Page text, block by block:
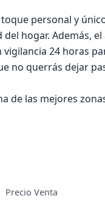
personal y
hogar. Además, el
24 horas
no querrás dejar
las mejores
Precio Venta